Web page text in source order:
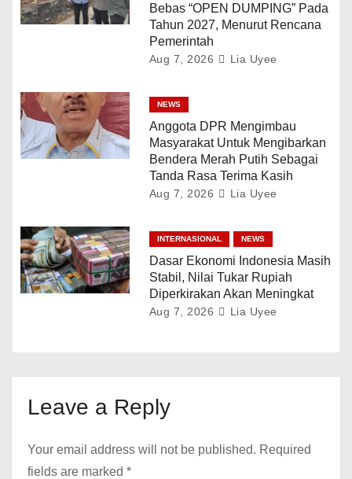
Bebas “OPEN DUMPING” Pada
Tahun 2027, Menurut Rencana
Pemerintah
Aug 7, 2026 Lia Uyee
NEWS
Anggota DPR Mengimbau
Masyarakat Untuk Mengibarkan
Bendera Merah Putih Sebagai
Tanda Rasa Terima Kasih
Aug 7, 2026 Lia Uyee
INTERNASIONAL NEWS
Dasar Ekonomi Indonesia Masih
Stabil, Nilai Tukar Rupiah
Diperkirakan Akan Meningkat
Aug 7, 2026 Lia Uyee
Leave a Reply
Your email address will not be published. Required
fields are marked *